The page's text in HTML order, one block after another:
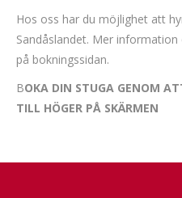
Hos oss har du möjlighet att
Sandåslandet. Mer
på bokningssidan.
BOKA DIN STUGA GENOM
TILL HÖGER PÅ SKÄRMEN